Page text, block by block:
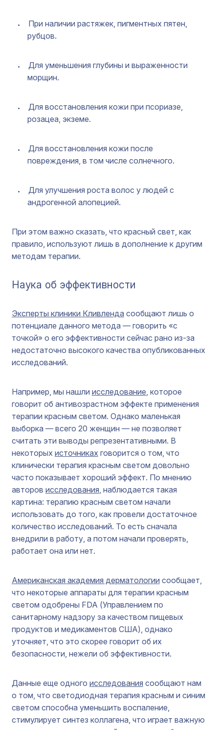
При наличии растяжек, пигментных пятен,
рубцов.
Для уменьшения глубины и выраженности
морщин.
Для восстановления кожи при псориазе,
розацеа, экземе.
Для восстановления кожи после
повреждения, в том числе солнечного.
Для улучшения роста волос у людей с
андрогенной алопецией.
При этом важно сказать, что красный свет, как
правило, используют лишь в дополнение к другим
методам терапии.
Наука об эффективности
Эксперты клиники Кливленда сообщают лишь о
потенциале данного метода — говорить «с
точкой» о его эффективности сейчас рано из-за
недостаточно высокого качества опубликованных
исследований.
Например, мы нашли исследование, которое
говорит об антивозрастном эффекте применения
терапии красным светом. Однако маленькая
выборка — всего 20 женщин — не позволяет
считать эти выводы репрезентативными. В
некоторых источниках говорится о том, что
клинически терапия красным светом довольно
часто показывает хороший эффект. По мнению
авторов исследования, наблюдается такая
картина: терапию красным светом начали
использовать до того, как провели достаточное
количество исследований. То есть сначала
внедрили в работу, а потом начали проверять,
работает она или нет.
Американская академия дерматологии сообщает,
что некоторые аппараты для терапии красным
светом одобрены FDA (Управлением по
санитарному надзору за качеством пищевых
продуктов и медикаментов США), однако
уточняет, что это скорее говорит об их
безопасности, нежели об эффективности.
Данные еще одного исследования сообщают нам
о том, что светодиодная терапия красным и синим
светом способна уменьшить воспаление,
стимулирует синтез коллагена, что играет важную